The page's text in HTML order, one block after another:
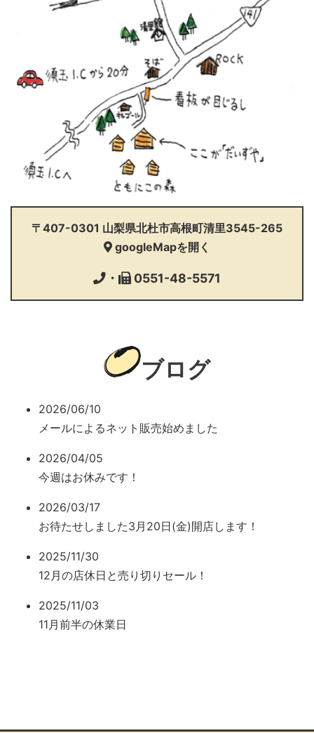
〒407-0301 山梨県北杜市高根町清里3545-265
googleMapを開く
・ 0551-48-5571
ブログ
2026/06/10
メールによるネット販売始めました
2026/04/05
今週はお休みです！
2026/03/17
お待たせしました3月20日(金)開店します！
2025/11/30
12月の店休日と売り切りセール！
2025/11/03
11月前半の休業日